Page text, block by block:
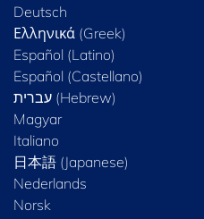
Deutsch
Ελληνικά (Greek)
Español (Latino)
Español (Castellano)
Magyar
Italiano
日本語 (Japanese)
Nederlands
Norsk